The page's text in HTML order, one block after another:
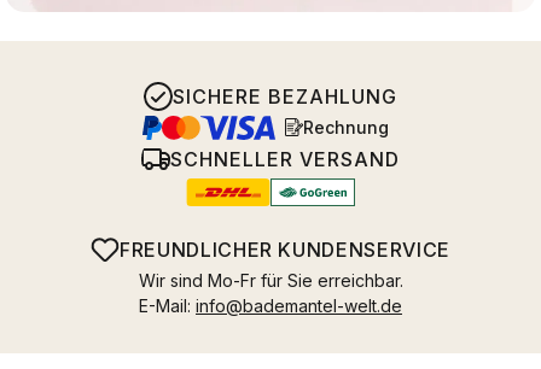
SICHERE BEZAHLUNG
Rechnung
SCHNELLER VERSAND
FREUNDLICHER KUNDENSERVICE
Wir sind Mo-Fr für Sie erreichbar.
E-Mail: info@bademantel-welt.de